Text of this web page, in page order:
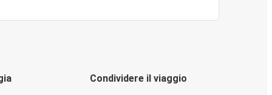
Condividere il viaggio